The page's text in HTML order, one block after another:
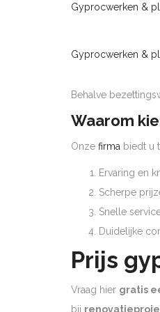
Gyprocwerken &
Gyprocwerken &
Behalve
Waarom
Onze firma biedt u
Ervaring en
Scherpe
Snelle
Duidelijke
Prijs
Vraag hier gratis
bij